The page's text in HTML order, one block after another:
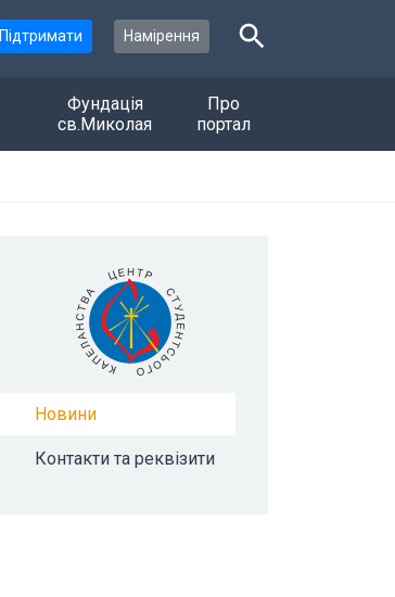
Підтримати Намірення
Фундація
св.Миколая
Про
портал
Новини
Контакти та реквізити